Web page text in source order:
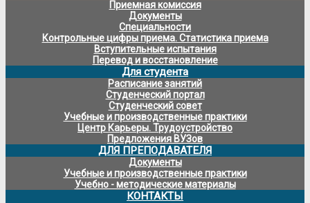
Приемная комиссия
Документы
Специальности
Контрольные цифры приема. Статистика приема
Вступительные испытания
Перевод и восстановление
Для студента
Расписание занятий
Студенческий портал
Студенческий совет
Учебные и производственные практики
Центр Карьеры. Трудоустройство
Предложения ВУЗов
ДЛЯ ПРЕПОДАВАТЕЛЯ
Документы
Учебные и производственные практики
Учебно - методические материалы
КОНТАКТЫ